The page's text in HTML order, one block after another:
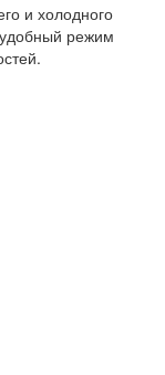
и холодного
режим